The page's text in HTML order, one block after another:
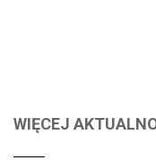
WIĘCEJ